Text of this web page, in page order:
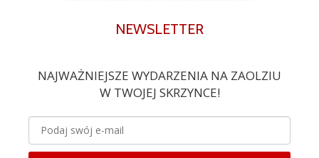
NEWSLETTER
NAJWAŻNIEJSZE WYDARZENIA NA ZAOLZIU
W TWOJEJ SKRZYNCE!